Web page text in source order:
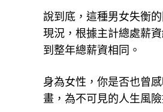
說到底，這種男女失衡
現況，根據主計總處薪
到整年總薪資相同。
身為女性，你是否也曾
畫，為不可見的人生風